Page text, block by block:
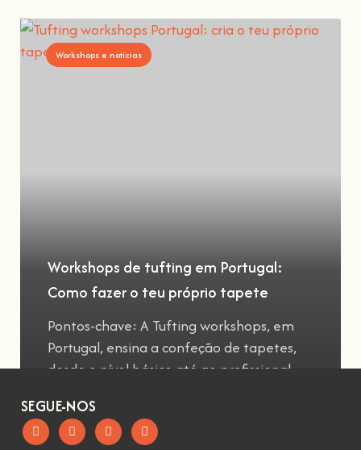
Workshops e notícias
Workshops de tufting em Portugal:
Como fazer o teu próprio tapete
Pontos-chave: A Tufting workshops, em
Portugal, ensina a confeção de tapetes,
desde o nível básico até ao profissional
SEGUE-NOS